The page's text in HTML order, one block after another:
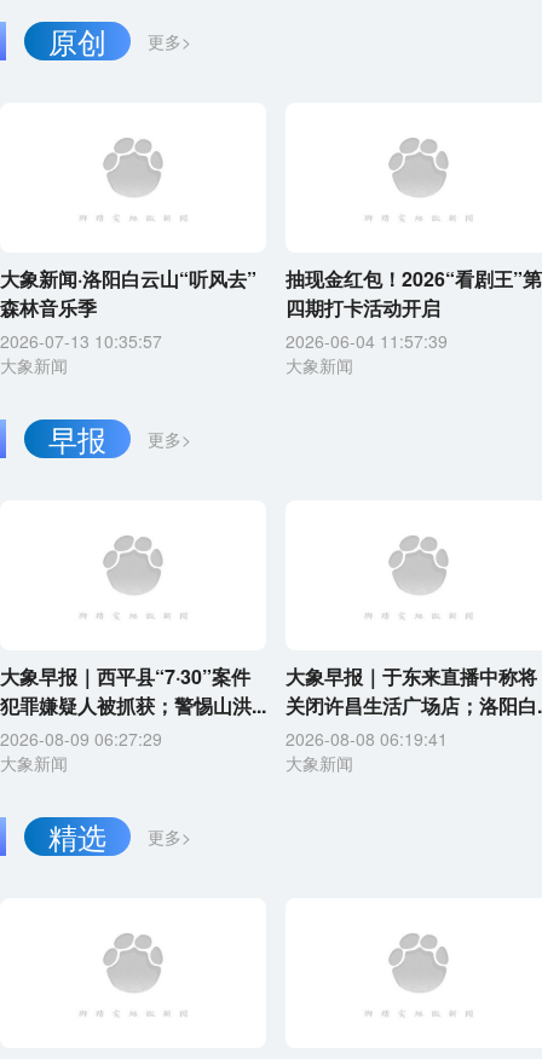
更多>
原创
大象新闻·洛阳白云山“听风去”
森林音乐季
2026-07-13 10:35:57
大象新闻
抽现金红包！2026“看剧王”第
四期打卡活动开启
2026-06-04 11:57:39
大象新闻
更多>
早报
大象早报｜西平县“7·30”案件
犯罪嫌疑人被抓获；警惕山洪...
2026-08-09 06:27:29
大象新闻
大象早报｜于东来直播中称将
关闭许昌生活广场店；洛阳白
2026-08-08 06:19:41
大象新闻
更多>
精选